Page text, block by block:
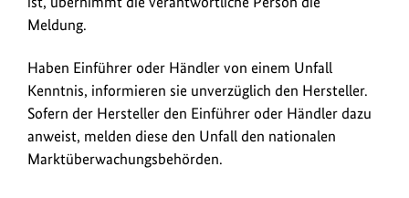
Meldung.
Haben Einführer oder Händler von einem Unfall
Kenntnis, informieren sie unverzüglich den Hersteller.
Sofern der Hersteller den Einführer oder Händler dazu
anweist, melden diese den Unfall den nationalen
Marktüberwachungsbehörden.